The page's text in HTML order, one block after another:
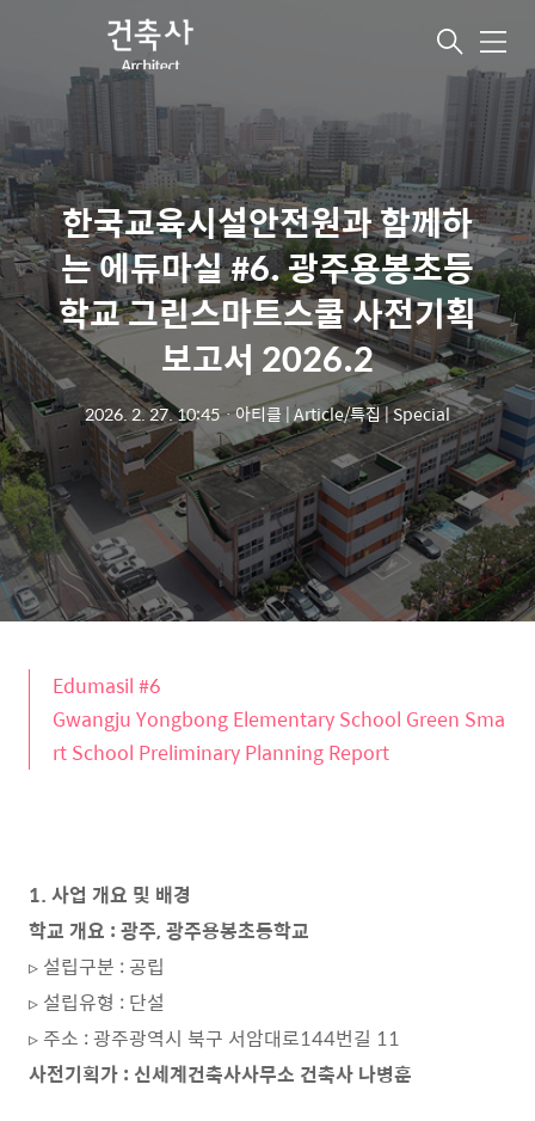
메
뉴
한국교육시설안전원과 함께하
는 에듀마실 #6. 광주용봉초등
학교 그린스마트스쿨 사전기획
보고서 2026.2
2026. 2. 27. 10:45ㆍ아티클 | Article/특집 | Special
Edumasil #6
Gwangju Yongbong Elementary School Green Sma
rt School Preliminary Planning Report
1. 사업 개요 및 배경
학교 개요 : 광주, 광주용봉초등학교
▹ 설립구분 : 공립
▹ 설립유형 : 단설
▹ 주소 : 광주광역시 북구 서암대로144번길 11
사전기획가 : 신세계건축사사무소 건축사 나병훈